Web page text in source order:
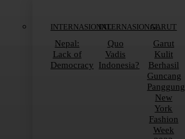
INTERNASIONAL
Nepal:
Lack of
Democracy
INTERNASIONAL
Quo
Vadis
Indonesia?
GARUT
Garut
Kulit
Berhasil
Guncang
Panggung
New
York
Fashion
Week